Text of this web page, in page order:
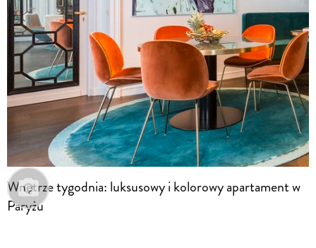
Wnętrze tygodnia: luksusowy i kolorowy apartament w
Paryżu